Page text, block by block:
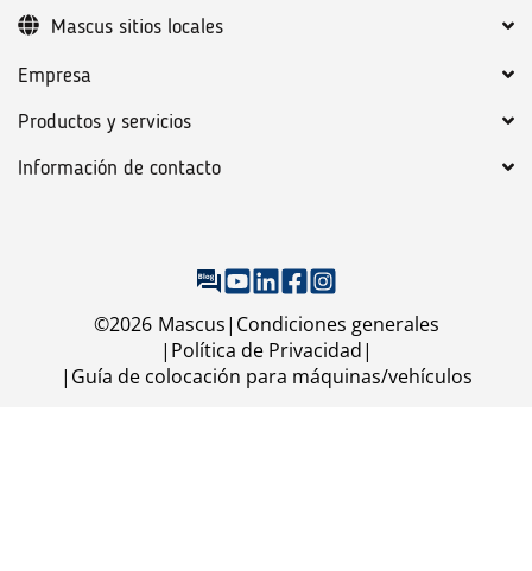
Empresa
Productos y servicios
Información de contacto
©2026 Mascus Condiciones generales
Política de Privacidad
Guía de colocación para máquinas/vehículos
Mascus sitios locales